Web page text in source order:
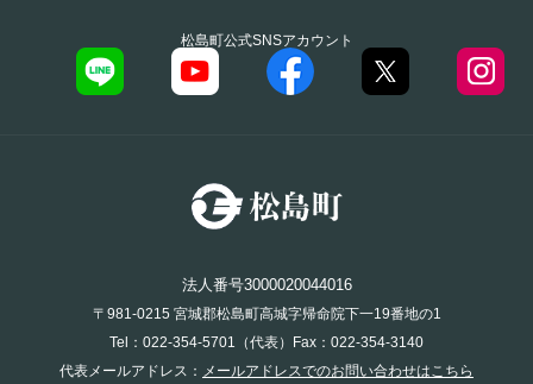
松島町公式SNSアカウント
法人番号3000020044016
〒981-0215 宮城郡松島町高城字帰命院下一19番地の1
Tel：022-354-5701（代表）Fax：022-354-3140
代表メールアドレス： メールアドレスでのお問い合わせはこちら